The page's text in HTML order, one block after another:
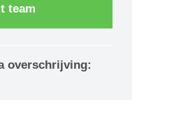
team
overschrijving: